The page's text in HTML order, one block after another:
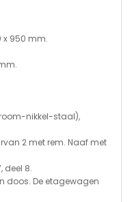
x 950 mm.
nikkel-staal),
2 met rem. Naaf met
deel 8.
doos. De etagewagen